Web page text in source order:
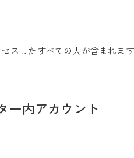
スしたすべての人が含まれます
ー内アカウント